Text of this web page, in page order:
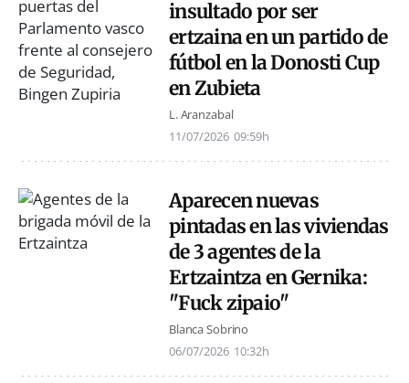
insultado por ser
ertzaina en un partido de
fútbol en la Donosti Cup
en Zubieta
L. Aranzabal
11/07/2026 09:59h
Aparecen nuevas
pintadas en las viviendas
de 3 agentes de la
Ertzaintza en Gernika:
"Fuck zipaio"
Blanca Sobrino
06/07/2026 10:32h